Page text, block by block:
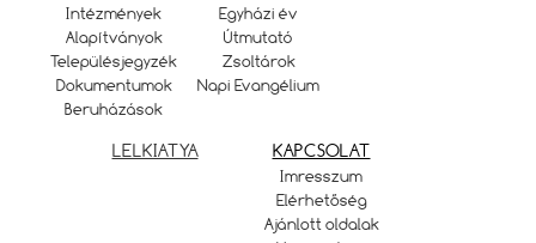
Intézmények
Alapítványok
Településjegyzék
Dokumentumok
Beruházások
Egyházi év
Útmutató
Zsoltárok
Napi Evangélium
LELKIATYA KAPCSOLAT
Imresszum
Elérhetőség
Ajánlott oldalak